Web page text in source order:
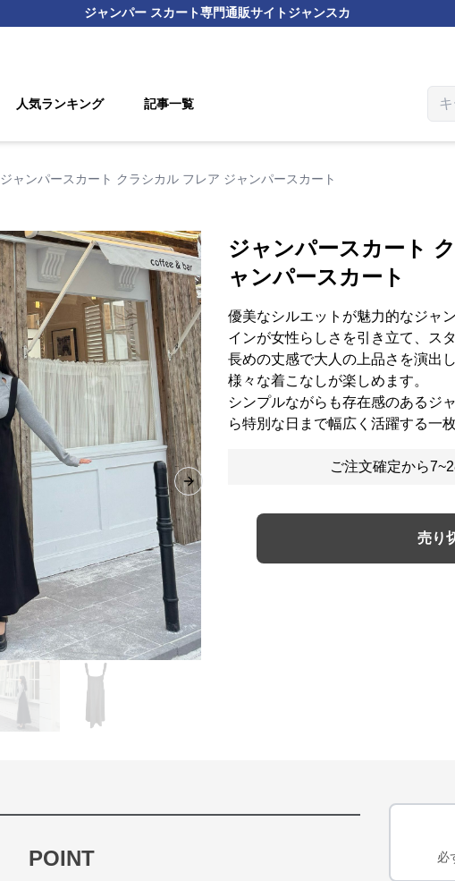
ジャンパー スカート専門通販サイトジャンスカ
人気ランキング 記事一覧
ジャンパースカート クラシカル フレア ジャンパースカート
Next slide
ジャンパースカート
ャンパースカート
優美なシルエットが魅力的なジャ
インが女性らしさを引き立て、ス
長めの丈感で大人の上品さを演出
様々な着こなしが楽しめます。
シンプルながらも存在感のあるジ
ら特別な日まで幅広く活躍する一枚
ご注文確定から
売り
POINT 必